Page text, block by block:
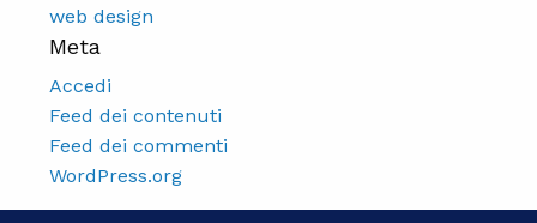
web design
Meta
Accedi
Feed dei contenuti
Feed dei commenti
WordPress.org